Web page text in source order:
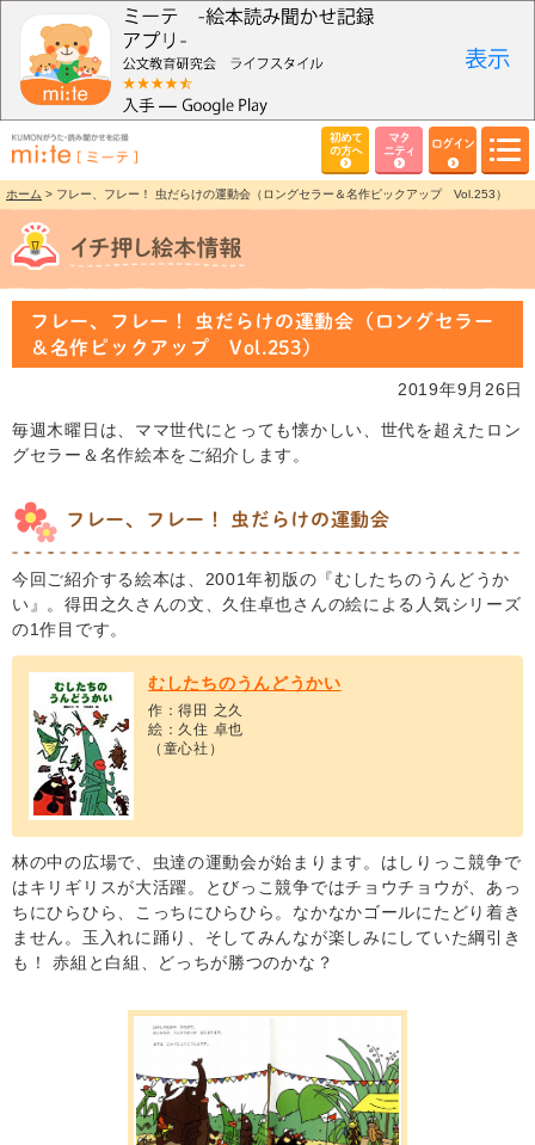
初めて
の方へ
マタ
ニティ
ログイン
ホーム > フレー、フレー！ 虫だらけの運動会（ロングセラー＆名作ピックアップ Vol.253）
フレー、フレー！ 虫だらけの運動会（ロングセラー
＆名作ピックアップ Vol.253）
2019年9月26日
毎週木曜日は、ママ世代にとっても懐かしい、世代を超えたロン
グセラー＆名作絵本をご紹介します。
フレー、フレー！ 虫だらけの運動会
今回ご紹介する絵本は、2001年初版の『むしたちのうんどうか
い』。得田之久さんの文、久住卓也さんの絵による人気シリーズ
の1作目です。
むしたちのうんどうかい
作：得田 之久
絵：久住 卓也
（童心社）
林の中の広場で、虫達の運動会が始まります。はしりっこ競争で
はキリギリスが大活躍。とびっこ競争ではチョウチョウが、あっ
ちにひらひら、こっちにひらひら。なかなかゴールにたどり着き
ません。玉入れに踊り、そしてみんなが楽しみにしていた綱引き
も！ 赤組と白組、どっちが勝つのかな？